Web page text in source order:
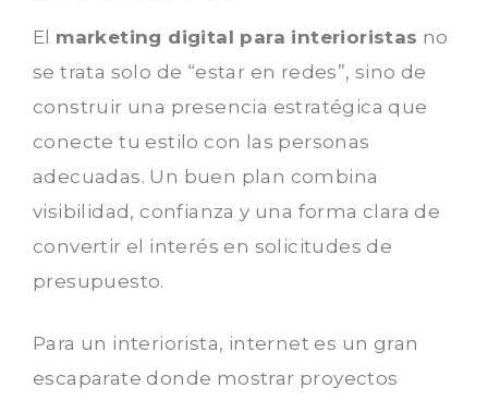
El marketing digital para interioristas no
se trata solo de “estar en redes”, sino de
construir una presencia estratégica que
conecte tu estilo con las personas
adecuadas. Un buen plan combina
visibilidad, confianza y una forma clara de
convertir el interés en solicitudes de
presupuesto.
Para un interiorista, internet es un gran
escaparate donde mostrar proyectos